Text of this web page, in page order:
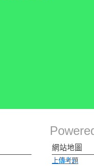
網站地圖
上傳考題